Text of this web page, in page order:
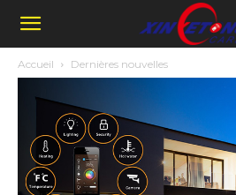
Accueil Dernières nouvelles